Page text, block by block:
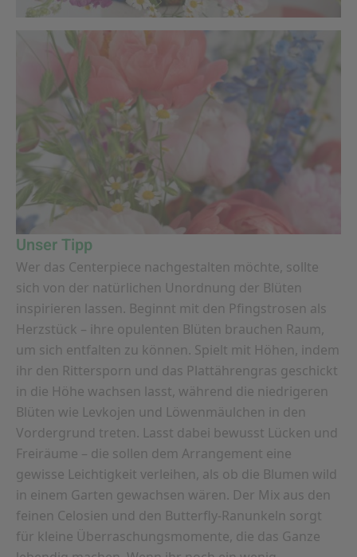
Unser Tipp
Wer das Centerpiece nachgestalten möchte, sollte
sich von der natürlichen Unordnung der Blüten
inspirieren lassen. Beginnt mit den Pfingstrosen als
Herzstück – ihre opulenten Blüten brauchen Raum,
um sich entfalten zu können. Spielt mit Höhen, indem
ihr den Rittersporn und das Plattährengras geschickt
in die Höhe wachsen lasst, während die niedrigeren
Blüten wie Levkojen und Löwenmäulchen in den
Vordergrund treten. Lasst dabei bewusst Lücken und
Freiräume – die sollen dem Arrangement eine
gewisse Leichtigkeit verleihen, als ob die Blumen wild
in einem Garten gewachsen wären. Der Mix aus den
feinen Celosien und den Butterfly-Ranunkeln sorgt
für kleine Überraschungsmomente, die das Ganze